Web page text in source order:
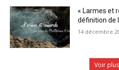
« Larmes et
définition de
14 décembre
Voir plus